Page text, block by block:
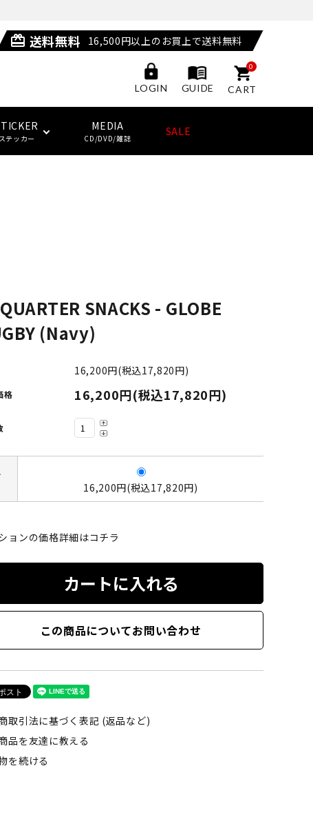
card_giftcard 送料無料 16,500円以上のお買上で送料無料
LOGIN GUIDE
0
CART
)
(マゼンタ・スケートボード)
ステッカー
MEDIA
CD/DVD/雑誌 SALE
QUARTER SNACKS - GLOBE
(Navy)
16,200円(税込17,820円)
格 16,200円(税込17,820円)
16,200円(税込17,820円)
ョンの価格詳細はコチラ
カートに入れる
この商品についてお問い合わせ
取引法に基づく表記 (返品など)
品を友達に教える
を続ける